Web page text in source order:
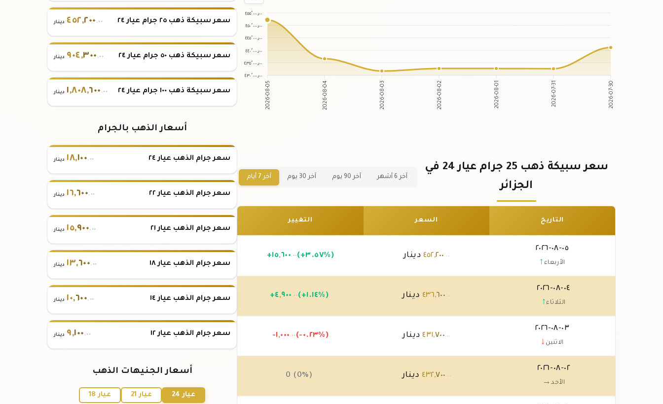
٤٥٥٬٠٠٠٫٠٠
٤٥٠٬٠٠٠٫٠٠
٤٤٥٬٠٠٠٫٠٠
٤٤٠٬٠٠٠٫٠٠
٤٣٥٬٠٠٠٫٠٠
٤٣٠٬٠٠٠٫٠٠
2026-08-05 2026-08-04 2026-08-03 2026-08-02 2026-08-01 2026-07-31 2026-07-30
سعر سبيكة ذهب 25 جرام عيار 24 في
الجزائر
آخر 6 أشهر آخر 90 يوم آخر 30 يوم آخر 7 أيام
التاريخ السعر التغيير
٠٥-٠٨-٢٠٢٦
الأربعاء ↑
٤٥٢,٢٠٠ .٠٠ دينار +١٥,٦٠٠ .٠٠ (+٣.٥٧%)
٠٤-٠٨-٢٠٢٦
الثلاثاء↑
٤٣٦,٦٠٠.٠٠ دينار +٤,٩٠٠ .٠٠ (+١.١٤%)
٠٣-٠٨-٢٠٢٦
الاثنين ↓
٤٣١,٧٠٠.٠٠ دينار -١,٠٠٠ .٠٠ (-٠.٢٣%)
٠٢-٠٨-٢٠٢٦
الأحد→
٤٣٢,٧٠٠ .٠٠ دينار 0 (0%)
سعر سبيكة ذهب ٢٥ جرام عيار ٢٤ ٤٥٢,٢٠٠ .٠٠ دينار
سعر سبيكة ذهب ٥٠ جرام عيار ٢٤ ٩٠٤,٣٠٠ .٠٠ دينار
سعر سبيكة ذهب ١٠٠ جرام عيار ٢٤ ١,٨٠٨,٦٠٠ .٠٠ دينار
أسعار الذهب بالجرام
سعر جرام الذهب عيار ٢٤ ١٨,١٠٠.٠٠ دينار
سعر جرام الذهب عيار ٢٢ ١٦,٦٠٠.٠٠ دينار
سعر جرام الذهب عيار ٢١ ١٥,٩٠٠.٠٠ دينار
سعر جرام الذهب عيار ١٨ ١٣,٦٠٠.٠٠ دينار
سعر جرام الذهب عيار ١٤ ١٠,٦٠٠.٠٠ دينار
سعر جرام الذهب عيار ١٢ ٩,١٠٠ .٠٠ دينار
أسعار الجنيهات الذهب
عيار 24 عيار 21 عيار 18